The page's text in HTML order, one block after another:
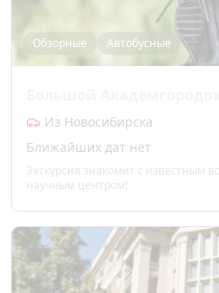
Обзорные Автобусные
Из Новосибирска
Ближайших дат нет
Экскурсия знакомит с известным
научным центром!